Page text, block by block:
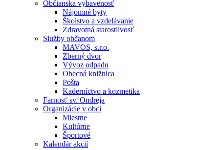
Občianska vybavenosť
Nájomné byty
Školstvo a vzdelávanie
Zdravotná starostlivosť
Služby občanom
MAVOS, s.r.o.
Zberný dvor
Vývoz odpadu
Obecná knižnica
Pošta
Kaderníctvo a kozmetika
Farnosť sv. Ondreja
Organizácie v obci
Miestne
Kultúrne
Športové
Kalendár akcií